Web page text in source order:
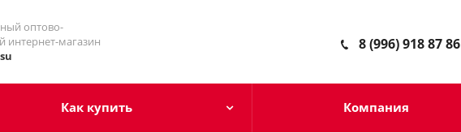
оптово-
интернет-магазин
8 (996) 918 87 86
Как купить Компания